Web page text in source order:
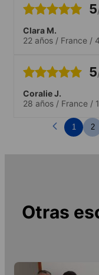
5
Clara M.
22 años / France /
5
Coralie J.
28 años / France /
1 2
Otras